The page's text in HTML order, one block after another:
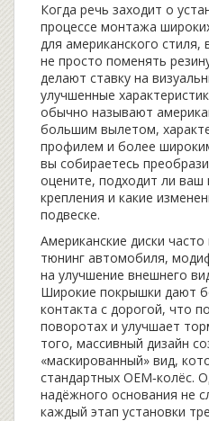
Когда речь заходит о
процессе монтажа
для американского стиля,
не просто поменять
делают ставку на
улучшенные
обычно называют
большим вылетом,
профилем и более
вы собираетесь
оцените, подходит ли ваш
крепления и какие
подвеске.
Американские диски
тюнинг автомобиля,
на улучшение внешнего
Широкие покрышки дают
контакта с дорогой, что
поворотах и улучшает
того, массивный дизайн
«маскированный» вид,
стандартных OEM‑колёс.
надёжного основания не
каждый этап установки